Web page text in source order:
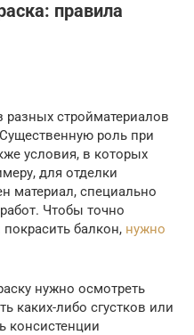
правила
разных стройматериалов
роль при
условия, в которых
для отделки
материал, специально
Чтобы точно
балкон, нужно
нужно осмотреть
каких-либо сгустков или
консистенции